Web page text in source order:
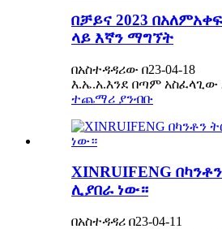
በቻይና 2023
ላይ እኛን ማግኘት
በአስተዳዳሪው በ23-04-18
እ.ኤ.አ.እንደ በጣም አስፈላጊው
ተጨማሪ ያንብቡ
XINRUIFENG
ሊያበራ ነው።
በአስተዳዳሪ በ23-04-11